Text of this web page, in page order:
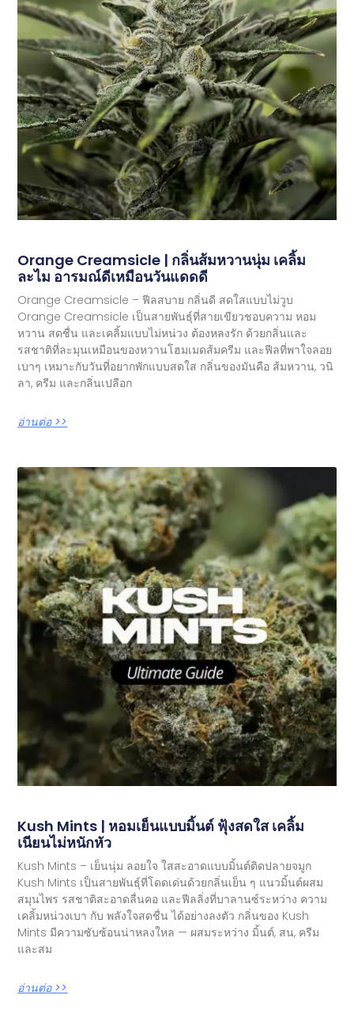
Orange Creamsicle | กลิ่นส้มหวานนุ่ม เคลิ้ม
ละไม อารมณ์ดีเหมือนวันแดดดี
Orange Creamsicle – ฟีลสบาย กลิ่นดี สดใสแบบไม่วูบ
Orange Creamsicle เป็นสายพันธุ์ที่สายเขียวชอบความ หอม
หวาน สดชื่น และเคลิ้มแบบไม่หน่วง ต้องหลงรัก ด้วยกลิ่นและ
รสชาติที่ละมุนเหมือนของหวานโฮมเมดส้มครีม และฟีลที่พาใจลอย
เบาๆ เหมาะกับวันที่อยากพักแบบสดใส กลิ่นของมันคือ ส้มหวาน, วนิ
ลา, ครีม และกลิ่นเปลือก
อ่านต่อ >>
Kush Mints | หอมเย็นแบบมิ้นต์ ฟุ้งสดใส เคลิ้ม
เนียนไม่หนักหัว
Kush Mints – เย็นนุ่ม ลอยใจ ใสสะอาดแบบมิ้นต์ติดปลายจมูก
Kush Mints เป็นสายพันธุ์ที่โดดเด่นด้วยกลิ่นเย็น ๆ แนวมิ้นต์ผสม
สมุนไพร รสชาติสะอาดลื่นคอ และฟีลลิ่งที่บาลานซ์ระหว่าง ความ
เคลิ้มหน่วงเบา กับ พลังใจสดชื่น ได้อย่างลงตัว กลิ่นของ Kush
Mints มีความซับซ้อนน่าหลงใหล — ผสมระหว่าง มิ้นต์, สน, ครีม
และสม
อ่านต่อ >>